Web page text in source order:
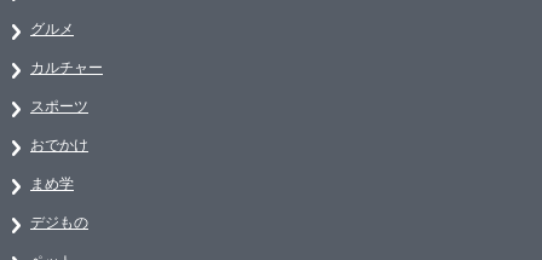
グルメ
カルチャー
スポーツ
おでかけ
まめ学
デジもの